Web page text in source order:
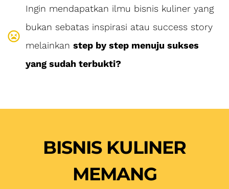
Ingin mendapatkan ilmu bisnis kuliner yang
bukan sebatas inspirasi atau success story
melainkan step by step menuju sukses
yang sudah terbukti?
BISNIS KULINER
MEMANG